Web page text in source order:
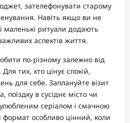
зателефонувати старому
Навіть якщо ви не
маленькі ритуали додають
аспектів життя.
по-різному залежно від
тих, хто цінує спокій,
для себе. Заплануйте візит
поїздку в сусіднє місто чи
серіалом і смачною
формат особливо цінний, коли